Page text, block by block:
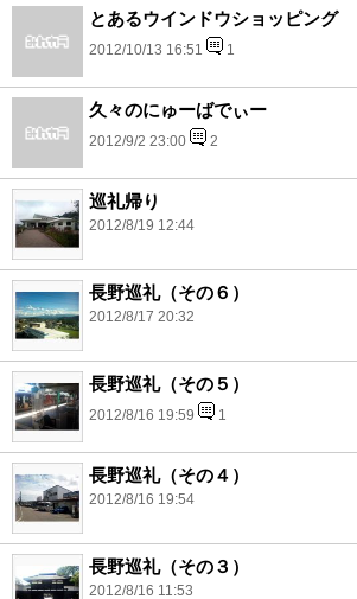
とあるウインドウショッピング
2012/10/13 16:51 1
久々のにゅーばでぃー
2012/9/2 23:00 2
巡礼帰り
2012/8/19 12:44
長野巡礼（その６）
2012/8/17 20:32
長野巡礼（その５）
2012/8/16 19:59 1
長野巡礼（その４）
2012/8/16 19:54
長野巡礼（その３）
2012/8/16 11:53